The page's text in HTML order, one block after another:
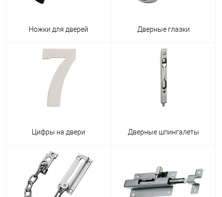
Ножки для дверей Дверные глазки
Цифры на двери Дверные шпингалеты